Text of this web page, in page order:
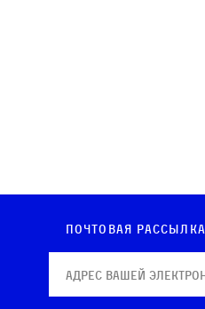
Почтовая рассылка